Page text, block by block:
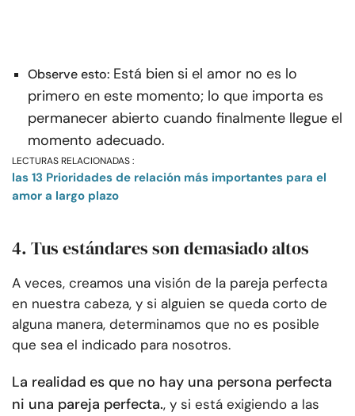
Observe esto: Está bien si el amor no es lo
primero en este momento; lo que importa es
permanecer abierto cuando finalmente llegue el
momento adecuado.
LECTURAS RELACIONADAS :
las 13 Prioridades de relación más importantes para el
amor a largo plazo
4. Tus estándares son demasiado altos
A veces, creamos una visión de la pareja perfecta
en nuestra cabeza, y si alguien se queda corto de
alguna manera, determinamos que no es posible
que sea el indicado para nosotros.
La realidad es que no hay una persona perfecta
ni una pareja perfecta., y si está exigiendo a las